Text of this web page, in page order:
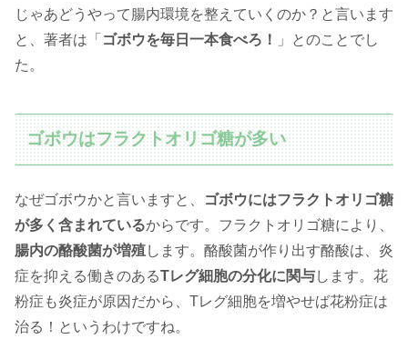
じゃあどうやって腸内環境を整えていくのか？と言います
と、著者は「 ゴボウを毎日一本食べろ！
」とのことでし
た。
ゴボウはフラクトオリゴ糖が多い
なぜゴボウかと言いますと、
ゴボウにはフラクトオリゴ糖
が多く含まれているからです。フラクトオリゴ糖により、
腸内の酪酸菌が増殖します。酪酸菌が作り出す酪酸は、炎
症を抑える働きのあるTレグ細胞の分化に関与します。花
粉症も炎症が原因だから、Tレグ細胞を増やせば花粉症は
治る！というわけですね。